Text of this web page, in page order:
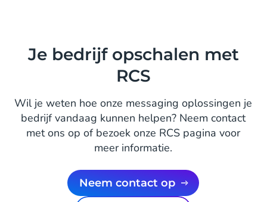
Je bedrijf opschalen met
RCS
Wil je weten hoe onze messaging oplossingen je
bedrijf vandaag kunnen helpen? Neem contact
met ons op of bezoek onze RCS pagina voor
meer informatie.
Neem contact op